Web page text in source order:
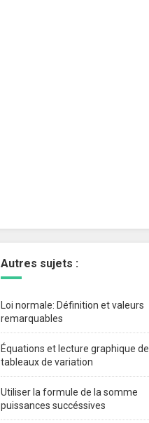
Autres sujets :
Loi normale: Définition et valeurs
remarquables
Équations et lecture graphique de
tableaux de variation
Utiliser la formule de la somme
puissances succéssives